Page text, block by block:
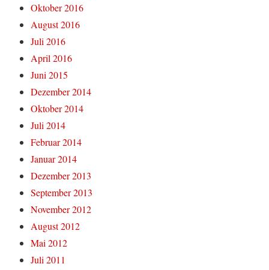
Oktober 2016
August 2016
Juli 2016
April 2016
Juni 2015
Dezember 2014
Oktober 2014
Juli 2014
Februar 2014
Januar 2014
Dezember 2013
September 2013
November 2012
August 2012
Mai 2012
Juli 2011